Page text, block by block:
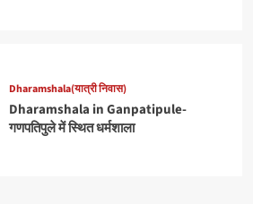
Dharamshala(यात्री निवास)
Dharamshala in Ganpatipule-
गणपतिपुले में स्थित धर्मशाला